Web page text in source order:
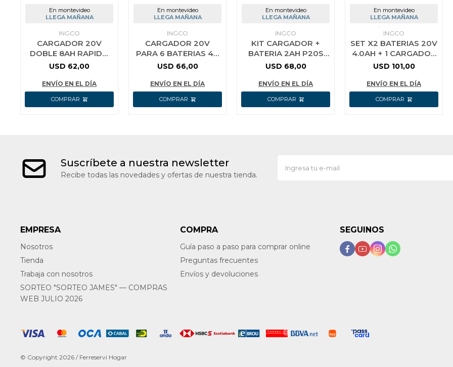
En montevideo
LLEGA MAÑANA
INGCO
CARGADOR 20V
DOBLE 8AH RAPIDO
INGCO FCLI2082
USD 62,00
ENVÍO EN EL DÍA
En montevideo
LLEGA MAÑANA
INGCO
CARGADOR 20V
PARA 6 BATERIAS 4A
INGCO FCLI2064
USD 66,00
ENVÍO EN EL DÍA
En montevideo
LLEGA MAÑANA
INGCO
KIT CARGADOR +
BATERIA 2AH P20S
INGCO
USD 68,00
ENVÍO EN EL DÍA
En montevideo
LLEGA MAÑANA
INGCO
SET X2 BATERIAS 20V
4.0AH + 1 CARGADOR
INGCO FBCPK2013
USD 101,00
ENVÍO EN EL DÍA
Suscríbete a nuestra newsletter
Recibe todas las novedades y ofertas de nuestra tienda.
EMPRESA
Nosotros
Tienda
Trabaja con nosotros
SORTEO "SORTEO JAMES" — COMPRAS
WEB JULIO 2026
COMPRA
Guía paso a paso para comprar online
Preguntas frecuentes
Envíos y devoluciones
SEGUINOS
   
© Copyright 2026 / Ferreservi Hogar